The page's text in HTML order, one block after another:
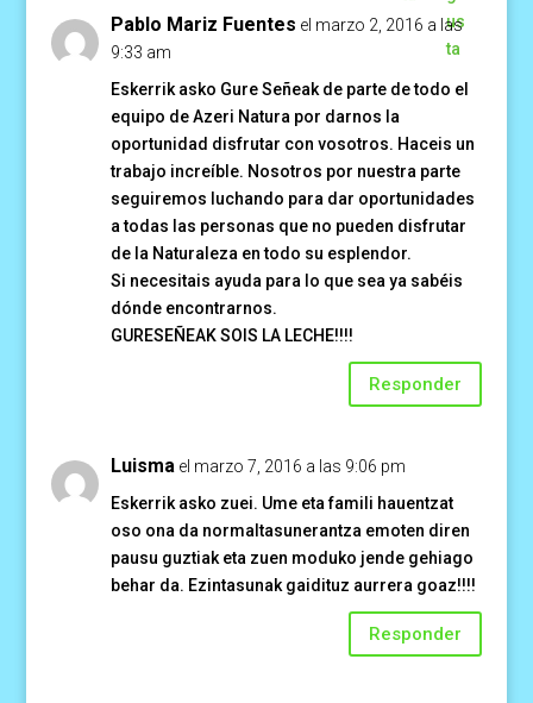
Pablo Mariz Fuentes el marzo 2, 2016 a las
9:33 am
Eskerrik asko Gure Señeak de parte de todo el
equipo de Azeri Natura por darnos la
oportunidad disfrutar con vosotros. Haceis un
trabajo increíble. Nosotros por nuestra parte
seguiremos luchando para dar oportunidades
a todas las personas que no pueden disfrutar
de la Naturaleza en todo su esplendor.
Si necesitais ayuda para lo que sea ya sabéis
dónde encontrarnos.
GURESEÑEAK SOIS LA LECHE!!!!
Responder
Luisma el marzo 7, 2016 a las 9:06 pm
Eskerrik asko zuei. Ume eta famili hauentzat
oso ona da normaltasunerantza emoten diren
pausu guztiak eta zuen moduko jende gehiago
behar da. Ezintasunak gaidituz aurrera goaz!!!!
Responder